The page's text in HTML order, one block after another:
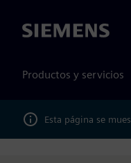
Siemens
Productos y servicios
Esta página se